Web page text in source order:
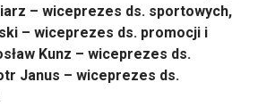
– wiceprezes ds. sportowych,
– wiceprezes ds. promocji i
Kunz – wiceprezes ds.
Janus – wiceprezes ds.